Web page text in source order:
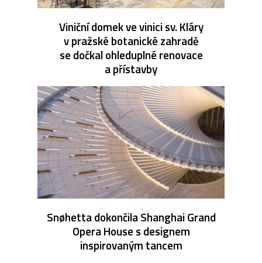
Viniční domek ve vinici sv. Kláry
v pražské botanické zahradě
se dočkal ohleduplné renovace
a přístavby
Snøhetta dokončila Shanghai Grand
Opera House s designem
inspirovaným tancem